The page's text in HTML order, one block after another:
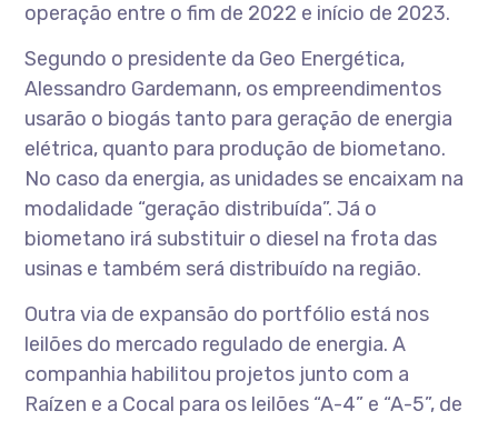
operação entre o fim de 2022 e início de 2023.
Segundo o presidente da Geo Energética,
Alessandro Gardemann, os empreendimentos
usarão o biogás tanto para geração de energia
elétrica, quanto para produção de biometano.
No caso da energia, as unidades se encaixam na
modalidade “geração distribuída”. Já o
biometano irá substituir o diesel na frota das
usinas e também será distribuído na região.
Outra via de expansão do portfólio está nos
leilões do mercado regulado de energia. A
companhia habilitou projetos junto com a
Raízen e a Cocal para os leilões “A-4” e “A-5”, de